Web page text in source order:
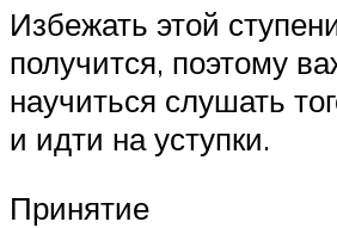
Избежать этой
получится, поэтому
научиться слушать
и идти на уступки.
Принятие